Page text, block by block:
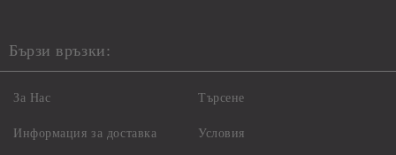
Бързи връзки:
За Нас
Информация за доставка
Търсене
Условия